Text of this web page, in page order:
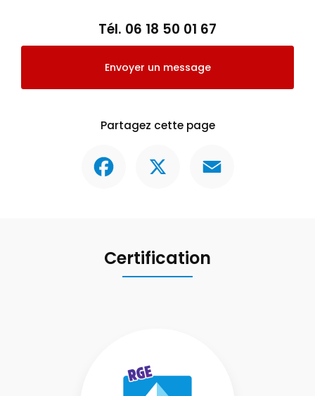
Tél. 06 18 50 01 67
Envoyer un message
Partagez cette page
Certification